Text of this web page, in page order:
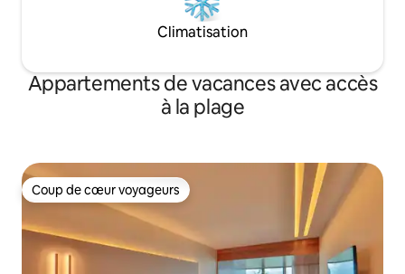
Climatisation
Appartements de vacances avec accès
à la plage
Coup de cœur voyageurs
Coup de cœur voyageurs